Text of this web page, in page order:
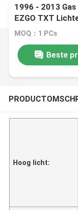
1996 - 2013 Gas
EZGO TXT
MOQ：1 PCs
Beste
Hoog licht: